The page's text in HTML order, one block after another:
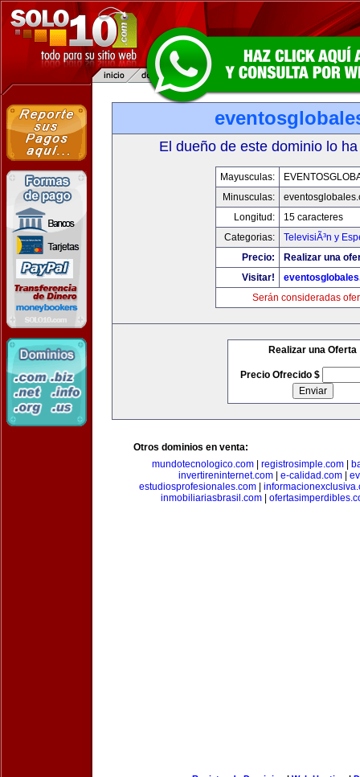
El dueño de este dominio lo
Mayusculas:
Minusculas:
Longitud:
15 caracteres
Categorias:
TelevisiÃ³n y
Precio:
Realizar una
Visitar!
Serán consideradas
Realizar una Oferta
Precio Ofrecido $
Otros dominios en venta:
mundotecnologico.com| registrosimple.com|
invertireninternet.com| e-calidad.com|
estudiosprofesionales.com|
inmobiliariasbrasil.com